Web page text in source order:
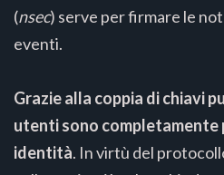
(nsec) serve per firmare le
eventi.
Grazie alla coppia di chiavi
utenti sono completamente
identità. In virtù del